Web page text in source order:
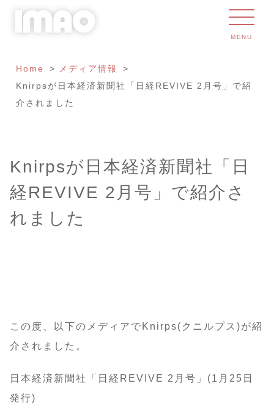
MENU
Home
メディア情報
Knirpsが日本経済新聞社「日経REVIVE 2月号」で紹
介されました
Knirpsが日本経済新聞社「日
経REVIVE 2月号」で紹介さ
れました
この度、以下のメディアでKnirps(クニルプス)が紹
介されました。
日本経済新聞社「日経REVIVE 2月号」(1月25日
発行)